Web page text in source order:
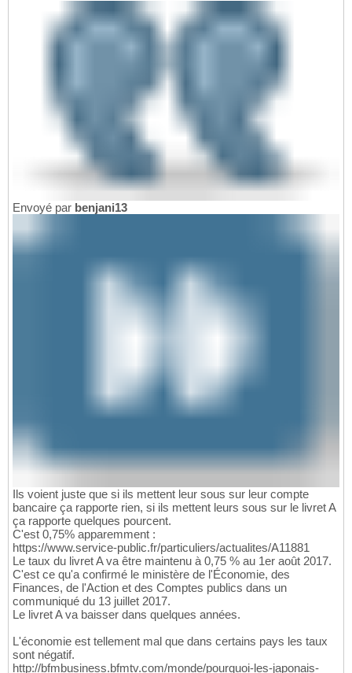
Envoyé par benjani13
Ils voient juste que si ils mettent leur sous sur leur compte
bancaire ça rapporte rien, si ils mettent leurs sous sur le livret A
ça rapporte quelques pourcent.
C'est 0,75% apparemment :
https://www.service-public.fr/particuliers/actualites/A11881
Le taux du livret A va être maintenu à 0,75 % au 1er août 2017.
C'est ce qu'a confirmé le ministère de l'Économie, des
Finances, de l'Action et des Comptes publics dans un
communiqué du 13 juillet 2017.
Le livret A va baisser dans quelques années.
L'économie est tellement mal que dans certains pays les taux
sont négatif.
http://bfmbusiness.bfmtv.com/monde/pourquoi-les-japonais-